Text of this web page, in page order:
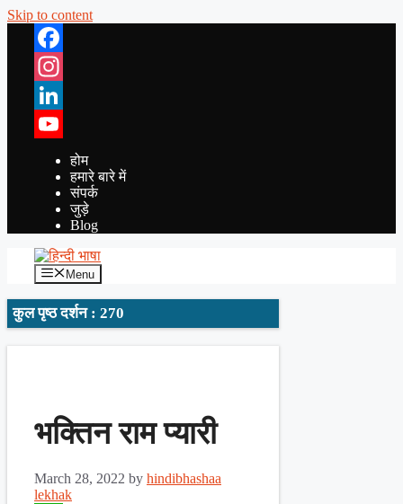
Skip to content
Facebook
Instagram
LinkedIn
YouTube
होम
हमारे बारे में
संपर्क
जुड़े
Blog
Menu
कुल पृष्ठ दर्शन : 270
भक्तिन राम प्यारी
March 28, 2022 by hindibhashaa
lekhak